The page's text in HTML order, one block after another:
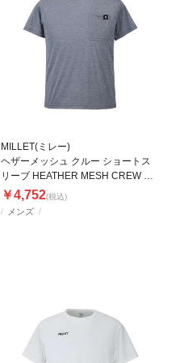
メンズ
MILLET(ミレー)
ヘザーメッシュ クルー ショートス
リーブ HEATHER MESH CREW SS
M
￥4,752(税込)